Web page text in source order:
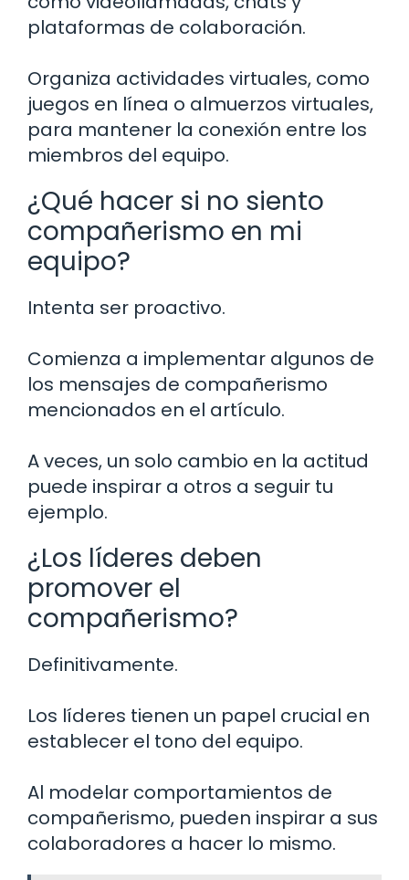
plataformas de colaboración.
Organiza actividades virtuales, como
juegos en línea o almuerzos virtuales,
para mantener la conexión entre los
miembros del equipo.
¿Qué hacer si no siento
compañerismo en mi
equipo?
Intenta ser proactivo.
Comienza a implementar algunos de
los mensajes de compañerismo
mencionados en el artículo.
A veces, un solo cambio en la actitud
puede inspirar a otros a seguir tu
ejemplo.
¿Los líderes deben
promover el
compañerismo?
Definitivamente.
Los líderes tienen un papel crucial en
establecer el tono del equipo.
Al modelar comportamientos de
compañerismo, pueden inspirar a sus
colaboradores a hacer lo mismo.